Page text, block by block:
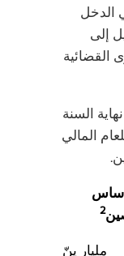
الدخل
في 19 أبريل إلى
السنة
للعام المالي
2
مليار ينّ